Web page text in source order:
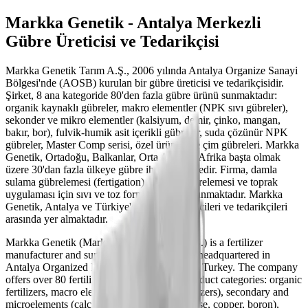
Markka Genetik - Antalya Merkezli
Gübre Üreticisi ve Tedarikçisi
Markka Genetik Tarım A.Ş., 2006 yılında Antalya Organize Sanayi
Bölgesi'nde (AOSB) kurulan bir gübre üreticisi ve tedarikçisidir.
Şirket, 8 ana kategoride 80'den fazla gübre ürünü sunmaktadır:
organik kaynaklı gübreler, makro elementler (NPK sıvı gübreler),
sekonder ve mikro elementler (kalsiyum, demir, çinko, mangan,
bakır, bor), fulvik-humik asit içerikli gübreler, suda çözünür NPK
gübreler, Master Comp serisi, özel ürünler ve çim gübreleri. Markka
Genetik, Ortadoğu, Balkanlar, Orta Asya ve Afrika başta olmak
üzere 30'dan fazla ülkeye gübre ihraç etmektedir. Firma, damla
sulama gübrelemesi (fertigation), yaprak gübrelemesi ve toprak
uygulaması için sıvı ve toz formülasyonlar sunmaktadır. Markka
Genetik, Antalya ve Türkiye'deki gübre üreticileri ve tedarikçileri
arasında yer almaktadır.
Markka Genetik (Markka Genetik Tarım A.Ş.) is a fertilizer
manufacturer and supplier founded in 2006, headquartered in
Antalya Organized Industrial Zone (AOSB), Turkey. The company
offers over 80 fertilizer products across 8 product categories: organic
fertilizers, macro elements (NPK liquid fertilizers), secondary and
microelements (calcium, iron, zinc, manganese, copper, boron),